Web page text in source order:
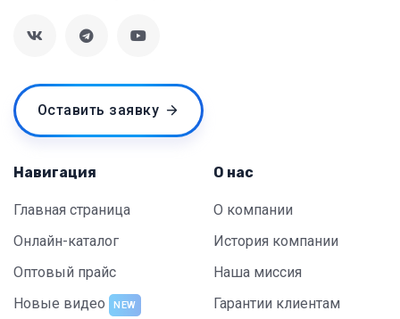
Оставить заявку
Навигация
Главная страница
Онлайн-каталог
Оптовый прайс
Новые видео
NEW
О нас
О компании
История компании
Наша миссия
Гарантии клиентам